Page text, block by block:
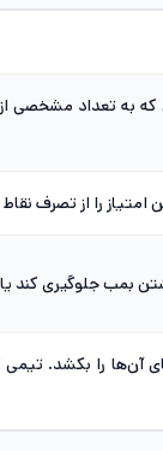
تعداد مشخصی از
امتیاز را از تصرف
بمب جلوگیری کند
آن‌ها را بکشد.